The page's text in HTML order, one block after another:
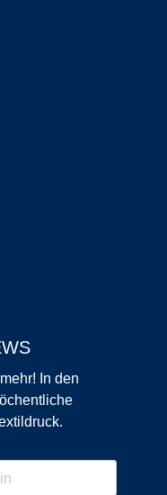
In den